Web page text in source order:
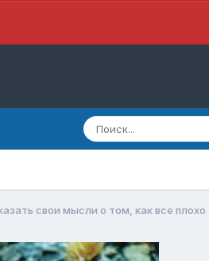
свои мысли о том, как все плохо